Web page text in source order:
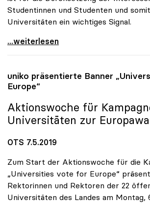
Studentinnen und Studenten und
Universitäten ein wichtiges Signal.
uniko begrüsst die leicht erhöhte
...weiterlesen
uniko präsentierte Banner
Europe“
Aktionswoche für
Universitäten zur
OTS 7.5.2019
Zum Start der Aktionswoche für die
„Universities vote for Europe“
Rektorinnen und Rektoren der 22
Universitäten des Landes am Montag,